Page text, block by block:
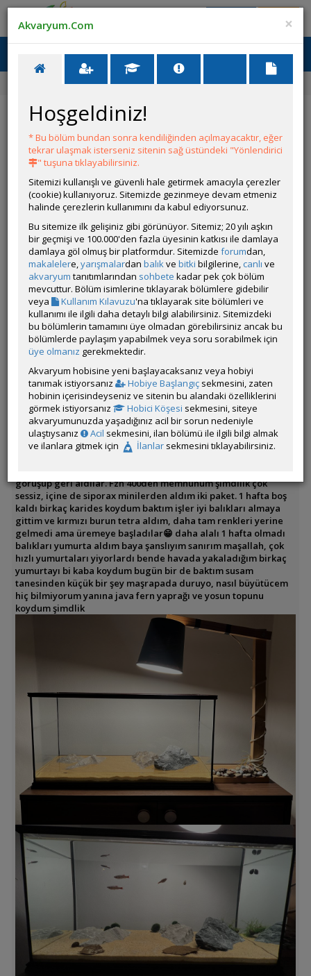
Ana Menü
Akvaryum Tanıtımı Yeni Tetra Akvaryumum
Yeni Tetra Akvaryumum
YANIT YAZ
Hasan117
Çevrim Dışı
Özel Üye
Gönderim Zamanı:12 Haziran 2026 18:24
Ölçüler:60x22x28
Canlı Türleri:10 kardinal neon tetra,
7 kırmızı burun tetra,
4 beyaz bulut dağı tetra
3nerite salyangoz
Bitki Türleri: java fern, java mos, yosun topları
Tankın Yaşı: 1 hafta
Filtrasyon ve Işıklandırma: Aquael fzn 400 ve Aquawing AQ680
Yüzey Emici. Işık led ampul
Tasarım ve Dekorasyon: tabanda iri lav kayaları az miktarda
üstüne sarı silis kum, bahçelerden bulduğum kayalar.
Merhaba arkadaşlar 4 yıldır walstad metoduyla kurduğum
yoğun bitkili akvaryumdan sonra biraz daha sade bir tasarım
için böyle bir akvaryum kurdum, filtre olarak fzn 700 almıştım
çok büyük geldi kumları bile aşındırdı:) 400 modeline geçiş
yaptım sağolsun kadıköyde aquarubi petshop çok yardımcı
görüşüp geri aldılar. Fzn 400den memnunum şimdilik çok
sessiz, içine de siporax minilerden aldım iki paket. 1 hafta boş
kaldı birkaç karides koydum baktım işler iyi balıkları almaya
gittim ve kırmızı burun tetra aldım, daha tam renkleri yerine
gelmedi ama üremeye başladılar😁 daha alalı 1 hafta olmadı
balıkları yumurta aldım baya şanslıyım sanırım maşallah, çok
hızlı yumurtaları yiyorlardı bende havada yakaladığım birkaç
yumurtayı bi kaba koydum bugün bir de baktım susam
tanesinden küçük bir şey maşrapada duruyo, nasıl büyütücem
hiç bilmiyorum yanına java fern yaprağı ve yosun topunu
koydum şimdlik
×
Akvaryum.Com
Hoşgeldiniz!
* Bu bölüm bundan sonra kendiliğinden açılmayacaktır, eğer
tekrar ulaşmak isterseniz sitenin sağ üstündeki "Yönlendirici
" tuşuna tıklayabilirsiniz.
Sitemizi kullanışlı ve güvenli hale getirmek amacıyla çerezler
(cookie) kullanıyoruz. Sitemizde gezinmeye devam etmeniz
halinde çerezlerin kullanımını da kabul ediyorsunuz.
Bu sitemize ilk gelişiniz gibi görünüyor. Sitemiz; 20 yılı aşkın
bir geçmişi ve 100.000'den fazla üyesinin katkısı ile damlaya
damlaya göl olmuş bir platformdur. Sitemizde forumdan,
makalelere,yarışmalardan balıkve bitki bilgilerine, canlı ve
akvaryum tanıtımlarından sohbete kadar pek çok bölüm
mevcuttur. Bölüm isimlerine tıklayarak bölümlere gidebilir
veya
Kullanım Kılavuzu'na tıklayarak site bölümleri ve
kullanımı ile ilgili daha detaylı bilgi alabilirsiniz. Sitemizdeki
bu bölümlerin tamamını üye olmadan görebilirsiniz ancak bu
bölümlerde paylaşım yapabilmek veya soru sorabilmek için
üye olmanız gerekmektedir.
Akvaryum hobisine yeni başlayacaksanız veya hobiyi
tanımak istiyorsanız
Hobiye Başlangıç sekmesini, zaten
hobinin içerisindeyseniz ve sitenin bu alandaki özelliklerini
görmek istiyorsanız
Hobici Köşesi sekmesini, siteye
akvaryumunuzda yaşadığınız acil bir sorun nedeniyle
ulaştıysanız
Acil sekmesini, ilan bölümü ile ilgili bilgi almak
ve ilanlara gitmek için
İlanlar sekmesini tıklayabilirsiniz.